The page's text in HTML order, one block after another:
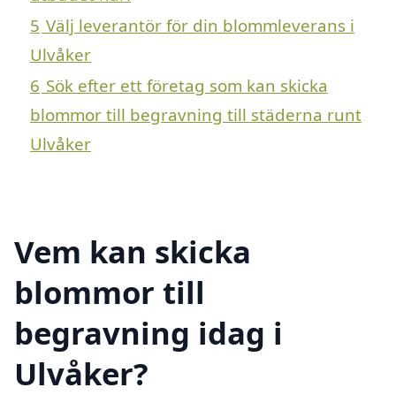
5 Välj leverantör för din blommleverans i
Ulvåker
6 Sök efter ett företag som kan skicka
blommor till begravning till städerna runt
Ulvåker
Vem kan skicka
blommor till
begravning idag i
Ulvåker?